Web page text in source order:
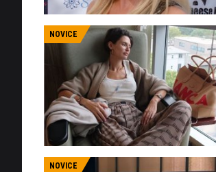
NOVICE
NOVICE